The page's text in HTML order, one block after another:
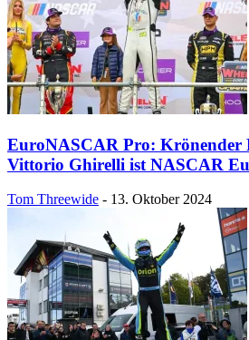
EuroNASCAR Pro: Krönender
Vittorio Ghirelli ist NASCAR
Tom Threewide - 13. Oktober 2024